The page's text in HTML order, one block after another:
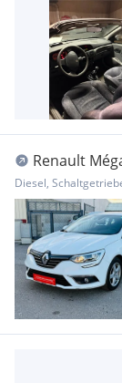
Renault
KLIMA
Diesel,